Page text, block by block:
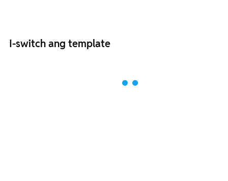
I-switch ang template